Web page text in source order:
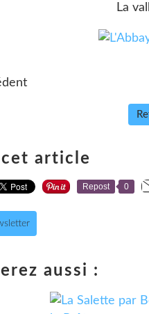
La
cet article
Repost 0
aussi :